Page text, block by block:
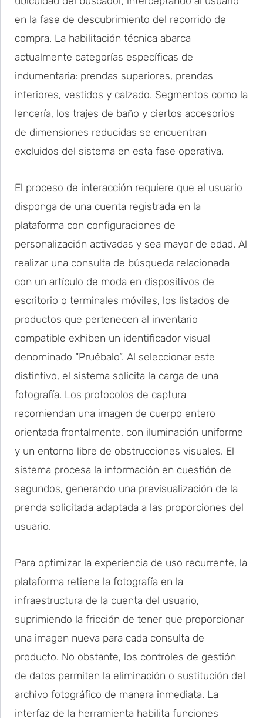
en la fase de descubrimiento del recorrido de
compra. La habilitación técnica abarca
actualmente categorías específicas de
indumentaria: prendas superiores, prendas
inferiores, vestidos y calzado. Segmentos como la
lencería, los trajes de baño y ciertos accesorios
de dimensiones reducidas se encuentran
excluidos del sistema en esta fase operativa.
El proceso de interacción requiere que el usuario
disponga de una cuenta registrada en la
plataforma con configuraciones de
personalización activadas y sea mayor de edad. Al
realizar una consulta de búsqueda relacionada
con un artículo de moda en dispositivos de
escritorio o terminales móviles, los listados de
productos que pertenecen al inventario
compatible exhiben un identificador visual
denominado “Pruébalo”. Al seleccionar este
distintivo, el sistema solicita la carga de una
fotografía. Los protocolos de captura
recomiendan una imagen de cuerpo entero
orientada frontalmente, con iluminación uniforme
y un entorno libre de obstrucciones visuales. El
sistema procesa la información en cuestión de
segundos, generando una previsualización de la
prenda solicitada adaptada a las proporciones del
usuario.
Para optimizar la experiencia de uso recurrente, la
plataforma retiene la fotografía en la
infraestructura de la cuenta del usuario,
suprimiendo la fricción de tener que proporcionar
una imagen nueva para cada consulta de
producto. No obstante, los controles de gestión
de datos permiten la eliminación o sustitución del
archivo fotográfico de manera inmediata. La
interfaz de la herramienta habilita funciones